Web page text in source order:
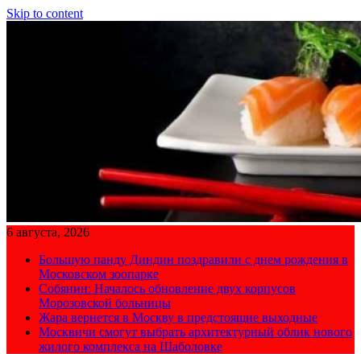
Skip to content
6 августа, 2026
Большую панду Диндин поздравили с днем рождения в
Московском зоопарке
Собянин: Началось обновление двух корпусов
Морозовской больницы
Жара вернется в Москву в предстоящие выходные
Москвичи смогут выбрать архитектурный облик нового
жилого комплекса на Шаболовке